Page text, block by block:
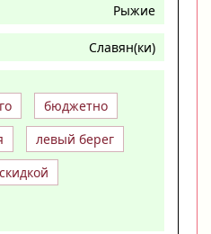
Рыжие
Славян(ки)
бюджетно
левый берег